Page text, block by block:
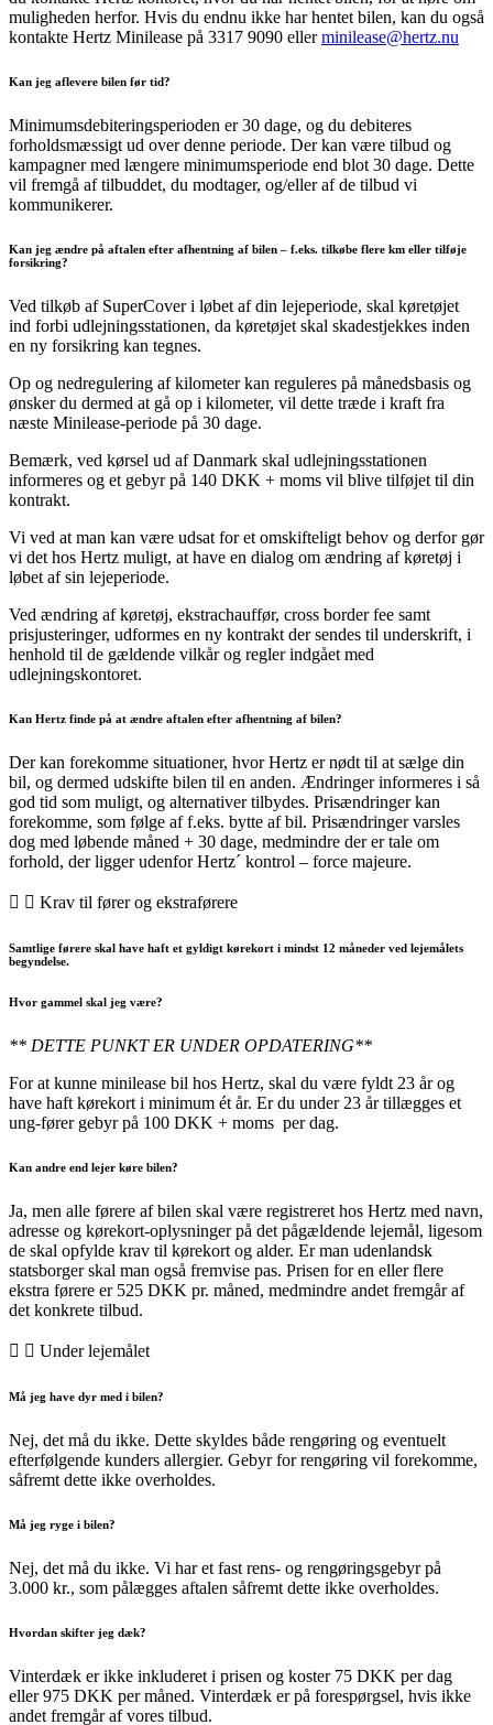
muligheden herfor. Hvis du endnu ikke har hentet bilen, kan du også
kontakte Hertz Minilease på 3317 9090 ellerminilease@hertz.nu
Kan jeg aflevere bilen før tid?
Minimumsdebiteringsperioden er 30 dage, og du debiteres
forholdsmæssigt ud over denne periode. Der kan være tilbud og
kampagner med længere minimumsperiode end blot 30 dage. Dette
vil fremgå af tilbuddet, du modtager, og/eller af de tilbud vi
kommunikerer.
Kan jeg ændre på aftalen efter afhentning af bilen – f.eks. tilkøbe flere km eller tilføje
forsikring?
Ved tilkøb af SuperCover i løbet af din lejeperiode, skal køretøjet
ind forbi udlejningsstationen, da køretøjet skal skadestjekkes inden
en ny forsikring kan tegnes.
Op og nedregulering af kilometer kan reguleres på månedsbasis og
ønsker du dermed at gå op i kilometer, vil dette træde i kraft fra
næste Minilease-periode på 30 dage.
Bemærk, ved kørsel ud af Danmark skal udlejningsstationen
informeres og et gebyr på 140 DKK + moms vil blive tilføjet til din
kontrakt.
Vi ved at man kan være udsat for et omskifteligt behov og derfor gør
vi det hos Hertz muligt, at have en dialog om ændring af køretøj i
løbet af sin lejeperiode.
Ved ændring af køretøj, ekstrachauffør, cross border fee samt
prisjusteringer, udformes en ny kontrakt der sendes til underskrift, i
henhold til de gældende vilkår og regler indgået med
udlejningskontoret.
Kan Hertz finde på at ændre aftalen efter afhentning af bilen?
Der kan forekomme situationer, hvor Hertz er nødt til at sælge din
bil, og dermed udskifte bilen til en anden. Ændringer informeres i så
god tid som muligt, og alternativer tilbydes. Prisændringer kan
forekomme, som følge af f.eks. bytte af bil. Prisændringer varsles
dog med løbende måned + 30 dage, medmindre der er tale om
forhold, der ligger udenfor Hertz´ kontrol – force majeure.
Krav til fører og ekstraførere
Samtlige førere skal have haft et gyldigt kørekort i mindst 12 måneder ved lejemålets
begyndelse.
Hvor gammel skal jeg være?
** DETTE PUNKT ER UNDER OPDATERING**
For at kunne minilease bil hos Hertz, skal du være fyldt 23 år og
have haft kørekort i minimum ét år. Er du under 23 år tillægges et
ung-fører gebyr på 100 DKK + moms per dag.
Kan andre end lejer køre bilen?
Ja, men alle førere af bilen skal være registreret hos Hertz med navn,
adresse og kørekort-oplysninger på det pågældende lejemål, ligesom
de skal opfylde krav til kørekort og alder. Er man udenlandsk
statsborger skal man også fremvise pas. Prisen for en eller flere
ekstra førere er 525 DKK pr. måned, medmindre andet fremgår af
det konkrete tilbud.
Under lejemålet
Må jeg have dyr med i bilen?
Nej, det må du ikke. Dette skyldes både rengøring og eventuelt
efterfølgende kunders allergier. Gebyr for rengøring vil forekomme,
såfremt dette ikke overholdes.
Må jeg ryge i bilen?
Nej, det må du ikke. Vi har et fast rens- og rengøringsgebyr på
3.000 kr., som pålægges aftalen såfremt dette ikke overholdes.
Hvordan skifter jeg dæk?
Vinterdæk er ikke inkluderet i prisen og koster 75 DKK per dag
eller 975 DKK per måned. Vinterdæk er på forespørgsel, hvis ikke
andet fremgår af vores tilbud.